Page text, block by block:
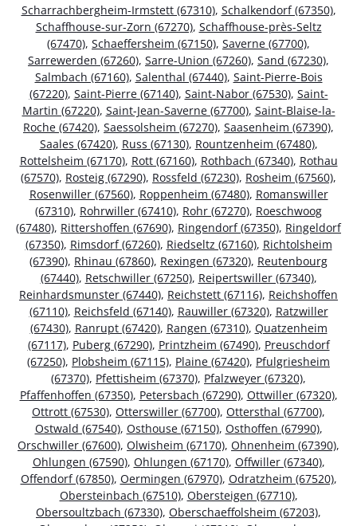
Scharrachbergheim-Irmstett (67310), Schalkendorf (67350),
Schaffhouse-sur-Zorn (67270), Schaffhouse-près-Seltz
(67470), Schaeffersheim (67150), Saverne (67700),
Sarrewerden (67260), Sarre-Union (67260), Sand (67230),
Salmbach (67160), Salenthal (67440), Saint-Pierre-Bois
(67220), Saint-Pierre (67140), Saint-Nabor (67530), Saint-
Martin (67220), Saint-Jean-Saverne (67700), Saint-Blaise-la-
Roche (67420), Saessolsheim (67270), Saasenheim (67390),
Saales (67420), Russ (67130), Rountzenheim (67480),
Rottelsheim (67170), Rott (67160), Rothbach (67340), Rothau
(67570), Rosteig (67290), Rossfeld (67230), Rosheim (67560),
Rosenwiller (67560), Roppenheim (67480), Romanswiller
(67310), Rohrwiller (67410), Rohr (67270), Roeschwoog
(67480), Rittershoffen (67690), Ringendorf (67350), Ringeldorf
(67350), Rimsdorf (67260), Riedseltz (67160), Richtolsheim
(67390), Rhinau (67860), Rexingen (67320), Reutenbourg
(67440), Retschwiller (67250), Reipertswiller (67340),
Reinhardsmunster (67440), Reichstett (67116), Reichshoffen
(67110), Reichsfeld (67140), Rauwiller (67320), Ratzwiller
(67430), Ranrupt (67420), Rangen (67310), Quatzenheim
(67117), Puberg (67290), Printzheim (67490), Preuschdorf
(67250), Plobsheim (67115), Plaine (67420), Pfulgriesheim
(67370), Pfettisheim (67370), Pfalzweyer (67320),
Pfaffenhoffen (67350), Petersbach (67290), Ottwiller (67320),
Ottrott (67530), Otterswiller (67700), Ottersthal (67700),
Ostwald (67540), Osthouse (67150), Osthoffen (67990),
Orschwiller (67600), Olwisheim (67170), Ohnenheim (67390),
Ohlungen (67590), Ohlungen (67170), Offwiller (67340),
Offendorf (67850), Oermingen (67970), Odratzheim (67520),
Obersteinbach (67510), Obersteigen (67710),
Obersoultzbach (67330), Oberschaeffolsheim (67203),